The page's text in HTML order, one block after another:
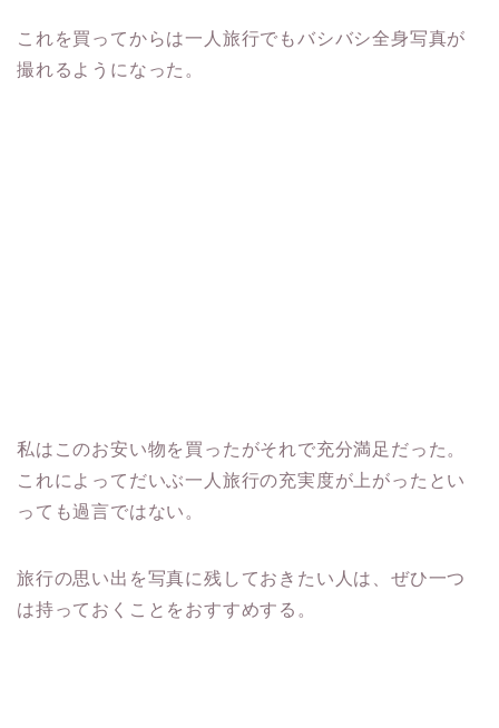
これを買ってからは一人旅行でもバシバシ全身写真が
撮れるようになった。
私はこのお安い物を買ったがそれで充分満足だった。
これによってだいぶ一人旅行の充実度が上がったとい
っても過言ではない。
旅行の思い出を写真に残しておきたい人は、ぜひ一つ
は持っておくことをおすすめする。